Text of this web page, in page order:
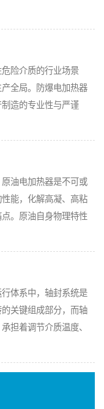
险介质的行业场景
全局。防爆电加热器
造的专业性与严谨
油电加热器是不可或
能，化解高凝、高粘
。原油自身物理特性
体系中，轴封系统是
关键组成部分，而轴
担着调节介质温度、